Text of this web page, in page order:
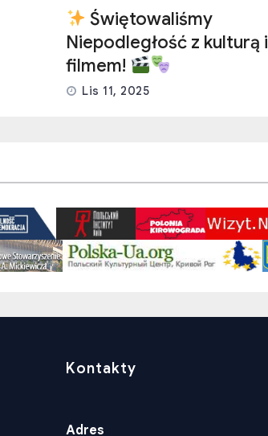
Świętowaliśmy
Niepodległość z kulturą i
filmem!
Lis 11, 2025
Kontakty
Adres